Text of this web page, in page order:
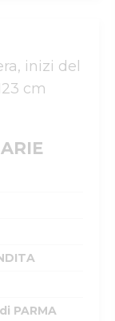
inizi del
cm
PARMA